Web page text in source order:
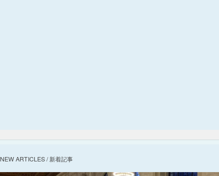
NEW ARTICLES / 新着記事